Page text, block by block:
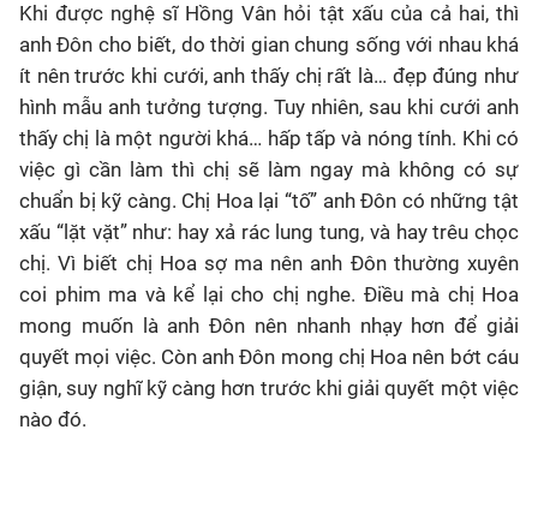
Khi được nghệ sĩ Hồng Vân hỏi tật xấu của cả hai, thì
anh Đôn cho biết, do thời gian chung sống với nhau khá
ít nên trước khi cưới, anh thấy chị rất là… đẹp đúng như
hình mẫu anh tưởng tượng. Tuy nhiên, sau khi cưới anh
thấy chị là một người khá… hấp tấp và nóng tính. Khi có
việc gì cần làm thì chị sẽ làm ngay mà không có sự
chuẩn bị kỹ càng. Chị Hoa lại “tố” anh Đôn có những tật
xấu “lặt vặt” như: hay xả rác lung tung, và hay trêu chọc
chị. Vì biết chị Hoa sợ ma nên anh Đôn thường xuyên
coi phim ma và kể lại cho chị nghe. Điều mà chị Hoa
mong muốn là anh Đôn nên nhanh nhạy hơn để giải
quyết mọi việc. Còn anh Đôn mong chị Hoa nên bớt cáu
giận, suy nghĩ kỹ càng hơn trước khi giải quyết một việc
nào đó.